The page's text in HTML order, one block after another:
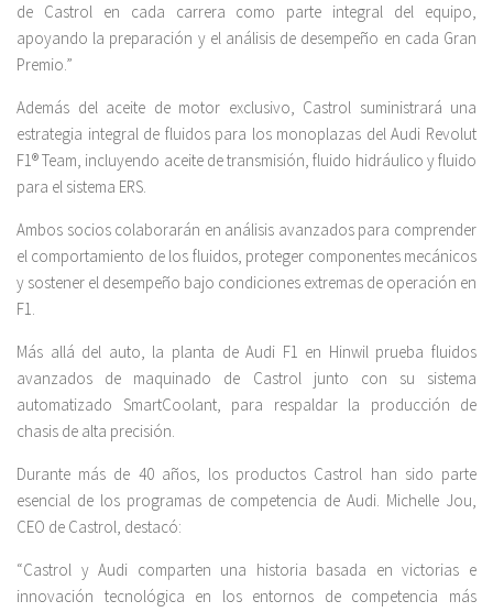
de Castrol en cada carrera como parte integral del equipo,
apoyando la preparación y el análisis de desempeño en cada Gran
Premio.”
Además del aceite de motor exclusivo, Castrol suministrará una
estrategia integral de fluidos para los monoplazas del Audi Revolut
F1® Team, incluyendo aceite de transmisión, fluido hidráulico y fluido
para el sistema ERS.
Ambos socios colaborarán en análisis avanzados para comprender
el comportamiento de los fluidos, proteger componentes mecánicos
y sostener el desempeño bajo condiciones extremas de operación en
F1.
Más allá del auto, la planta de Audi F1 en Hinwil prueba fluidos
avanzados de maquinado de Castrol junto con su sistema
automatizado SmartCoolant, para respaldar la producción de
chasis de alta precisión.
Durante más de 40 años, los productos Castrol han sido parte
esencial de los programas de competencia de Audi. Michelle Jou,
CEO de Castrol, destacó:
“Castrol y Audi comparten una historia basada en victorias e
innovación tecnológica en los entornos de competencia más